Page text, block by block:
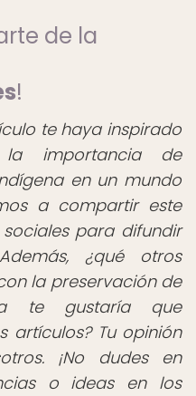
de la
!
te haya inspirado
importancia de
en un mundo
a compartir este
para difundir
¿qué otros
la preservación de
te gustaría que
artículos? Tu opinión
¡No dudes en
o ideas en los